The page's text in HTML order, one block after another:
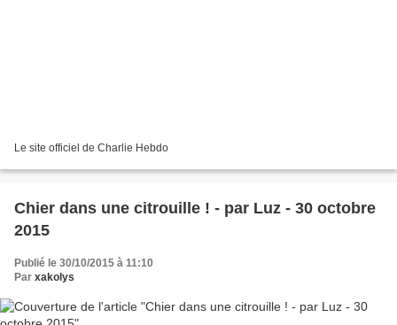
Le site officiel de Charlie Hebdo
Chier dans une citrouille ! - par Luz - 30 octobre
2015
Publié le 30/10/2015 à 11:10
Par xakolys